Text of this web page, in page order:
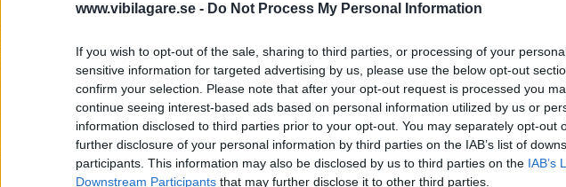
www.vibilagare.se - Do Not Process My Personal Information
If you wish to opt-out of the sale, sharing to third parties, or processing of your
sensitive information for targeted advertising by us, please use the below opt-out
confirm your selection. Please note that after your opt-out request is processed you
continue seeing interest-based ads based on personal information utilized by us or
information disclosed to third parties prior to your opt-out. You may separately opt-out
further disclosure of your personal information by third parties on the IAB’s list of
participants. This information may also be disclosed by us to third parties on the IAB’s
Downstream Participants that may further disclose it to other third parties.